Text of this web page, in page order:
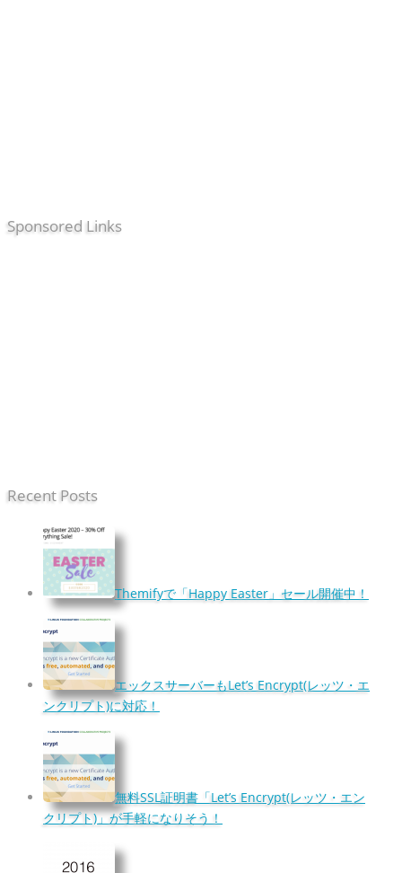
Sponsored Links
Recent Posts
Themifyで「Happy Easter」セール開催中！
エックスサーバーもLet’s Encrypt(レッツ・エ
ンクリプト)に対応！
無料SSL証明書「Let’s Encrypt(レッツ・エン
クリプト)」が手軽になりそう！